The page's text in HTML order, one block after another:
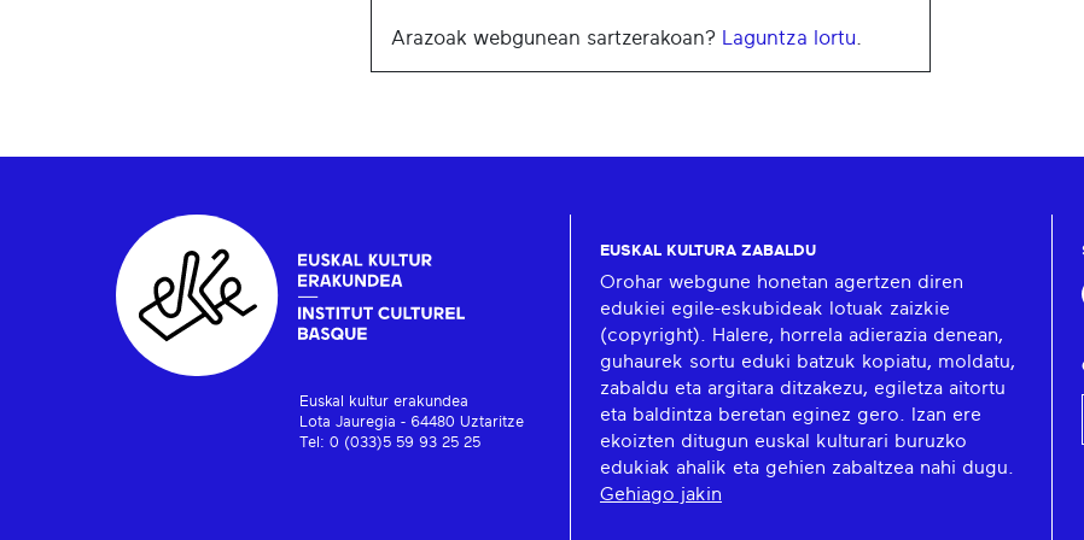
Arazoak webgunean sartzerakoan? Laguntza lortu
Euskal kultur erakundea
Lota Jauregia - 64480 Uztaritze
Tel: 0 (033)5 59 93 25 25
EUSKAL KULTURA ZABALDU
Orohar webgune honetan agertzen diren
edukiei egile-eskubideak lotuak zaizkie
(copyright). Halere, horrela adierazia denean,
guhaurek sortu eduki batzuk kopiatu, moldatu,
zabaldu eta argitara ditzakezu, egiletza aitortu
eta baldintza beretan eginez gero. Izan ere
ekoizten ditugun euskal kulturari buruzko
edukiak ahalik eta gehien zabaltzea nahi dugu.
Gehiago jakin